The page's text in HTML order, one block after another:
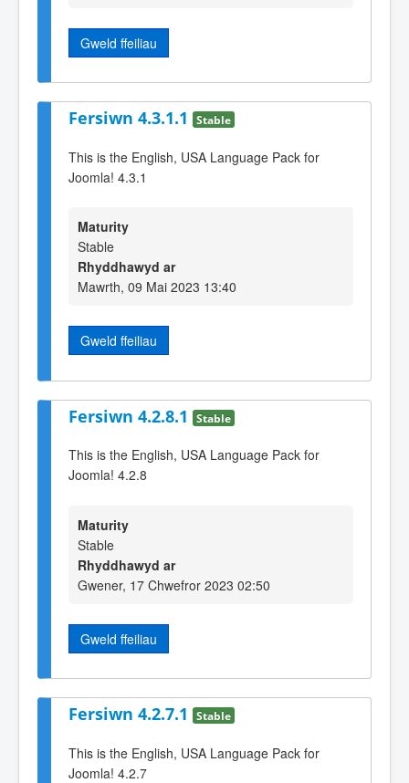
Gweld ffeiliau
Fersiwn 4.3.1.1 Stable
This is the English, USA Language Pack for
Joomla! 4.3.1
Maturity
Stable
Rhyddhawyd ar
Mawrth, 09 Mai 2023 13:40
Gweld ffeiliau
Fersiwn 4.2.8.1 Stable
This is the English, USA Language Pack for
Joomla! 4.2.8
Maturity
Stable
Rhyddhawyd ar
Gwener, 17 Chwefror 2023 02:50
Gweld ffeiliau
Fersiwn 4.2.7.1 Stable
This is the English, USA Language Pack for
Joomla! 4.2.7